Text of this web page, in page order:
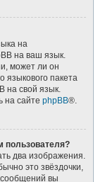
на
на ваш язык.
может ли он
языкового пакета
на свой язык.
на сайте phpBB®.
пользователя?
два изображения.
это звёздочки,
сообщений вы